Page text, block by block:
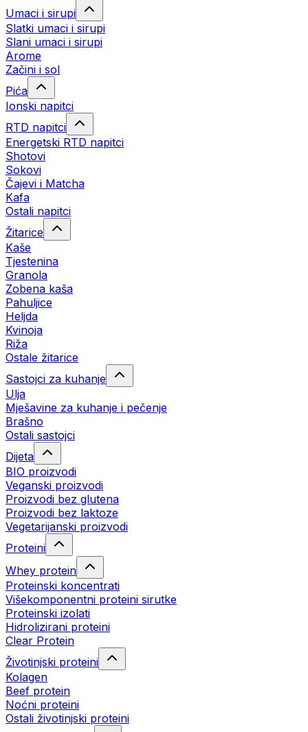
Umaci i sirupi
Slatki umaci i sirupi
Slani umaci i sirupi
Arome
Začini i sol
Pića
Ionski napitci
RTD napitci
Energetski RTD napitci
Shotovi
Sokovi
Čajevi i Matcha
Kafa
Ostali napitci
Žitarice
Kaše
Tjestenina
Granola
Zobena kaša
Pahuljice
Heljda
Kvinoja
Riža
Ostale žitarice
Sastojci za kuhanje
Ulja
Mješavine za kuhanje i pečenje
Brašno
Ostali sastojci
Dijeta
BIO proizvodi
Veganski proizvodi
Proizvodi bez glutena
Proizvodi bez laktoze
Vegetarijanski proizvodi
Proteini
Whey protein
Proteinski koncentrati
Višekomponentni proteini sirutke
Proteinski izolati
Hidrolizirani proteini
Clear Protein
Životinjski proteini
Kolagen
Beef protein
Noćni proteini
Ostali životinjski proteini